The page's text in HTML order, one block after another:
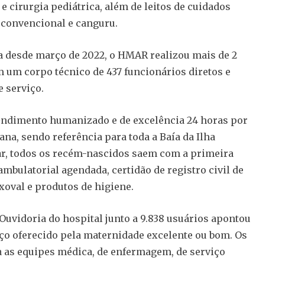
cirurgia pediátrica, além de leitos de cuidados
e canguru.
desde março de 2022, o HMAR realizou mais de 2
um corpo técnico de 437 funcionários diretos e
serviço.
humanizado e de excelência 24 horas por
sendo referência para toda a Baía da Ilha
todos os recém-nascidos saem com a primeira
agendada, certidão de registro civil de
e produtos de higiene.
do hospital junto a 9.838 usuários apontou
oferecido pela maternidade excelente ou bom. Os
equipes médica, de enfermagem, de serviço